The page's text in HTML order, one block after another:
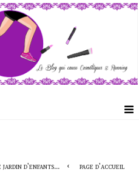
jardin d'enfants... page d'accueil